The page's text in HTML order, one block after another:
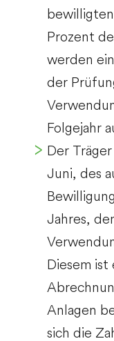
Prozent
werden
der
Folgejahr
Der
Juni, des
Jahres,
Diesem
Anlagen
sich die